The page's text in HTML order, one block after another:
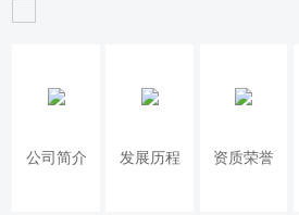
公司简介 发展历程 资质荣誉